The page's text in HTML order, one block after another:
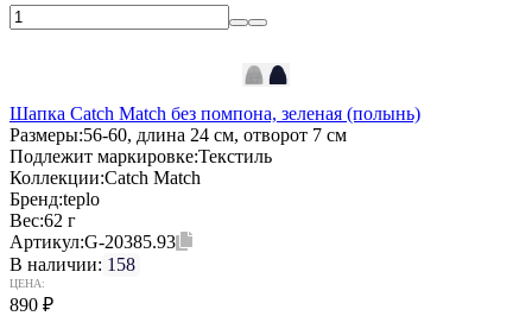
Шапка Catch Match без помпона, зеленая (полынь)
Размеры:56-60, длина 24 см, отворот 7 см
Подлежит маркировке:Текстиль
Коллекции:Catch Match
Бренд:teplo
Вес:62 г
Артикул:G-20385.93
В наличии: 158
ЦЕНА:
890 ₽